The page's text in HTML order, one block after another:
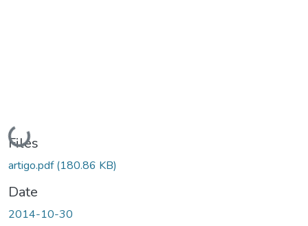
Loading...
Files
artigo.pdf(180.86 KB)
Date
2014-10-30